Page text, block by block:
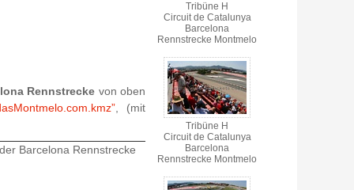
Tribüne H
Circuit de Catalunya
Barcelona
Rennstrecke Montmelo
Tribüne H
Circuit de Catalunya
Barcelona
Rennstrecke Montmelo
Rennstrecke von oben
, (mit
Barcelona Rennstrecke